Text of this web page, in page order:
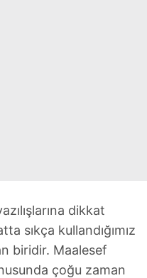
dikkat
sıkça kullandığımız
biridir. Maalesef
çoğu zaman